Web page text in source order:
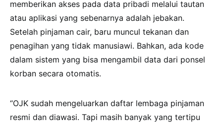
memberikan akses pada data pribadi melalui tautan
atau aplikasi yang sebenarnya adalah jebakan.
Setelah pinjaman cair, baru muncul tekanan dan
penagihan yang tidak manusiawi. Bahkan, ada kode
dalam sistem yang bisa mengambil data dari ponsel
korban secara otomatis.
“OJK sudah mengeluarkan daftar lembaga pinjaman
resmi dan diawasi. Tapi masih banyak yang tertipu